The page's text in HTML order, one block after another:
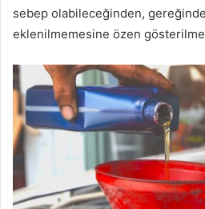
sebep olabileceğinden,
eklenilmemesine özen